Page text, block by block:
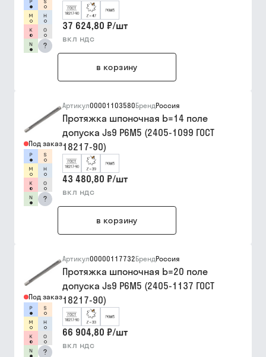
?
37 624,80 ₽/шт
вкл ндс
в корзину
Под заказ
?
Артикул00001103580БрендРоссия
Протяжка шпоночная b=14 поле
допуска Js9 Р6М5 (2405-1099 ГОСТ
18217-90)
43 480,80 ₽/шт
вкл ндс
в корзину
Под заказ
?
Артикул00000117732БрендРоссия
Протяжка шпоночная b=20 поле
допуска Js9 Р6М5 (2405-1137 ГОСТ
18217-90)
66 904,80 ₽/шт
вкл ндс